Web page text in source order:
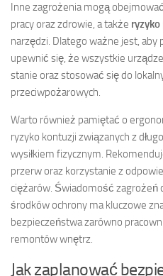
Inne zagrożenia mogą obejmować
pracy oraz zdrowie, a także
narzędzi. Dlatego ważne jest,
upewnić się, że wszystkie
stanie oraz stosować się do
przeciwpożarowych.
Warto również pamiętać o
ryzyko kontuzji związanych z
wysiłkiem fizycznym.
przerw oraz korzystanie z
ciężarów. Świadomość zagrożeń
środków ochrony ma kluczowe
bezpieczeństwa zarówno
remontów wnętrz.
Jak zaplanować